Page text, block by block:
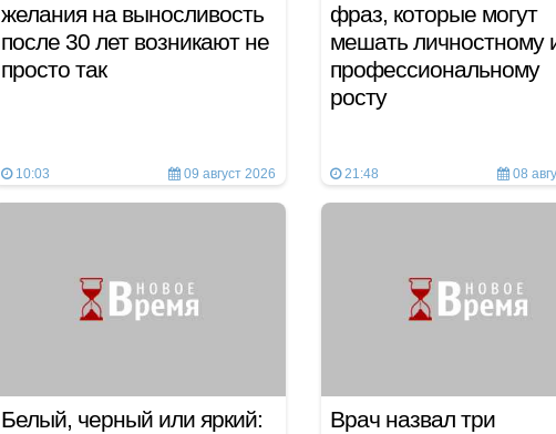
желания на выносливость
после 30 лет возникают не
просто так
10:03 09 август 2026
фраз, которые могут
мешать личностному
профессиональному
росту
21:48 08
Белый, черный или яркий:
Врач назвал три